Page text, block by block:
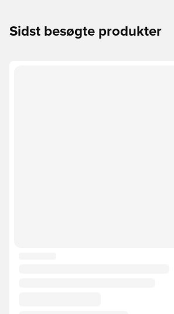
Sidst besøgte produkter